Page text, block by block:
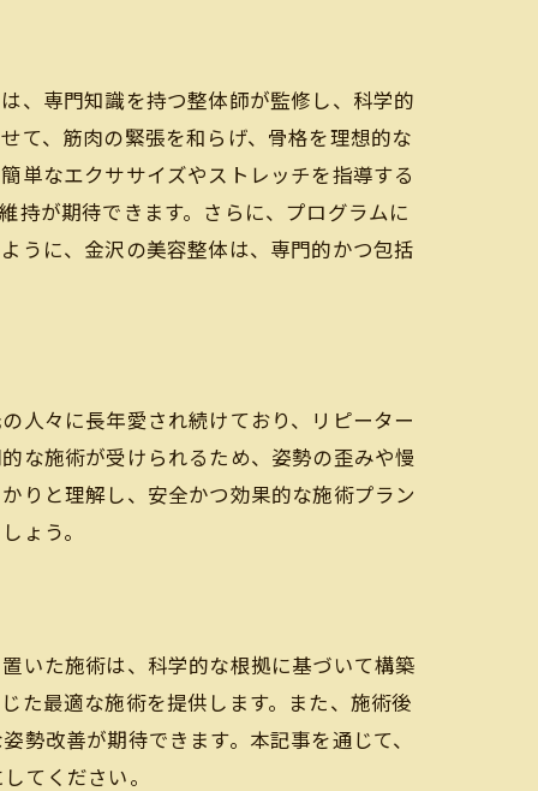
、専門知識を持つ整体師が監修し、科学的
て、筋肉の緊張を和らげ、骨格を理想的な
単なエクササイズやストレッチを指導する
持が期待できます。さらに、プログラムに
うに、金沢の美容整体は、専門的かつ包括
人々に長年愛され続けており、リピーター
な施術が受けられるため、姿勢の歪みや慢
りと理解し、安全かつ効果的な施術プラン
ょう。
いた施術は、科学的な根拠に基づいて構築
た最適な施術を提供します。また、施術後
勢改善が期待できます。本記事を通じて、
てください。